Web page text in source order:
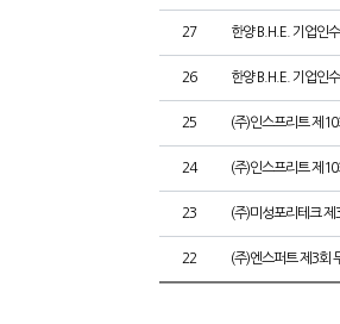
27 한양 B.H.E. 기업인
26 한양 B.H.E. 기업인
25 (주)인스프리트 제
24 (주)인스프리트 제
23 (주)미성포리테크 제
22 (주)엔스퍼트 제3회